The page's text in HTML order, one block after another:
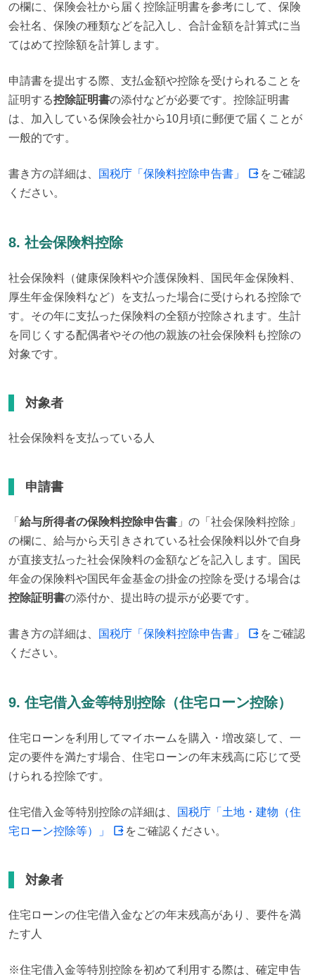
の欄に、保険会社から届く控除証明書を参考にして、保険
会社名、保険の種類などを記入し、合計金額を計算式に当
てはめて控除額を計算します。
申請書を提出する際、支払金額や控除を受けられることを
証明する控除証明書の添付などが必要です。控除証明書
は、加入している保険会社から10月頃に郵便で届くことが
一般的です。
書き方の詳細は、 国税庁「保険料控除申告書」
をご確認
ください。
8. 社会保険料控除
社会保険料（健康保険料や介護保険料、国民年金保険料、
厚生年金保険料など）を支払った場合に受けられる控除で
す。その年に支払った保険料の全額が控除されます。生計
を同じくする配偶者やその他の親族の社会保険料も控除の
対象です。
対象者
社会保険料を支払っている人
申請書
「 給与所得者の保険料控除申告書 」の「社会保険料控除」
の欄に、給与から天引きされている社会保険料以外で自身
が直接支払った社会保険料の金額などを記入します。国民
年金の保険料や国民年金基金の掛金の控除を受ける場合は
控除証明書の添付か、提出時の提示が必要です。
書き方の詳細は、 国税庁「保険料控除申告書」
をご確認
ください。
9. 住宅借入金等特別控除（住宅ローン控除）
住宅ローンを利用してマイホームを購入・増改築して、一
定の要件を満たす場合、住宅ローンの年末残高に応じて受
けられる控除です。
住宅借入金等特別控除の詳細は、
国税庁「土地・建物（住
宅ローン控除等）」
をご確認ください。
対象者
住宅ローンの住宅借入金などの年末残高があり、要件を満
たす人
※住宅借入金等特別控除を初めて利用する際は、確定申告